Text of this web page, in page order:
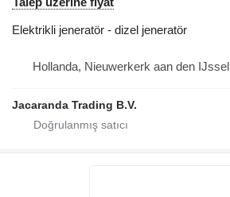
Elektrikli jeneratör - dizel jeneratör
Hollanda, Nieuwerkerk aan den IJssel
Jacaranda Trading B.V.